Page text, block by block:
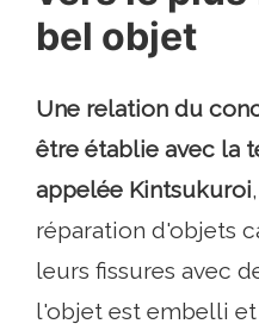
bel objet
Une relation du
être établie avec la
appelée Kintsukuroi
réparation d'objets
leurs fissures avec
l'objet est embelli